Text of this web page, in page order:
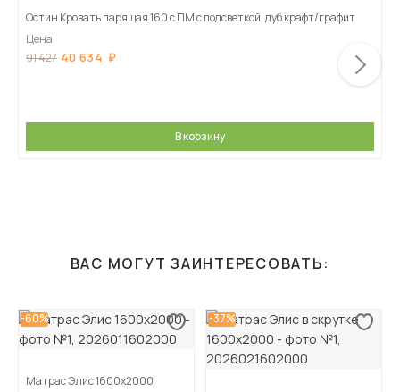
Остин Кровать парящая 160 с ПМ с подсветкой, дуб крафт/графит
Цена
91 427 40 634
В корзину
ВАС МОГУТ ЗАИНТЕРЕСОВАТЬ:
-60%
Матрас Элис 1600х2000
-37%